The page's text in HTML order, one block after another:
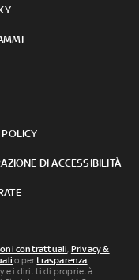
DI ACCESSIBILITÀ
contrattuali, Privacy &
o pertrasparenza
e i diritti di proprietà